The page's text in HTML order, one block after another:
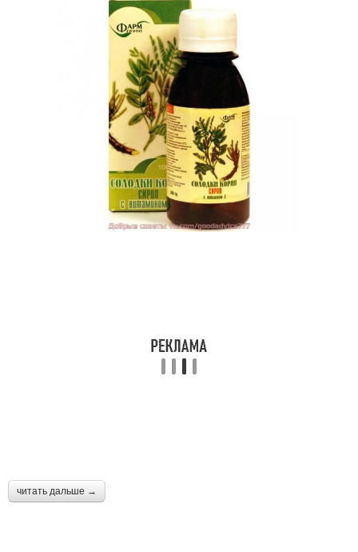
читать дальше →